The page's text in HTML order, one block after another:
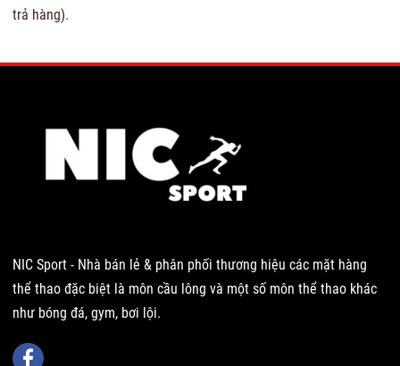
trả hàng).
NIC Sport - Nhà bán lẻ & phân phối thương hiệu các mặt hàng
thể thao đặc biệt là môn cầu lông và một số môn thể thao khác
như bóng đá, gym, bơi lội.